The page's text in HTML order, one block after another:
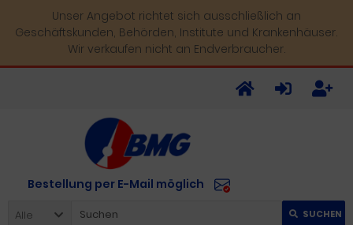
Unser Angebot richtet sich ausschließlich an
Geschäftskunden, Behörden, Institute und Krankenhäuser.
Wir verkaufen nicht an Endverbraucher.
Bestellung per E-Mail möglich
Alle SUCHEN